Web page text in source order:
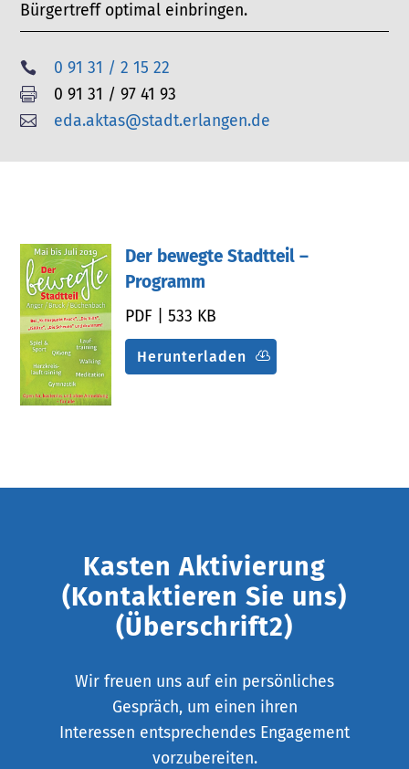
Bürgertreff optimal einbringen.
 0 91 31 / 2 15 22
 0 91 31 / 97 41 93
 eda.aktas@stadt.erlangen.de
Der bewegte Stadtteil –
Programm
PDF | 533 KB
Herunterladen
Kasten Aktivierung
(Kontaktieren Sie uns)
(Überschrift2)
Wir freuen uns auf ein persönliches
Gespräch, um einen ihren
Interessen entsprechendes Engagement
vorzubereiten.